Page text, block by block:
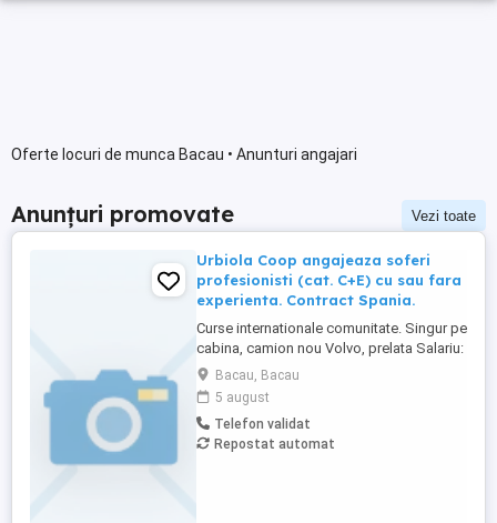
Oferte locuri de munca Bacau • Anunturi angajari
Anunțuri promovate Vezi toate
Urbiola Coop angajeaza soferi
profesionisti (cat. C+E) cu sau fara
experienta. Contract Spania.
Curse internationale comunitate. Singur pe
cabina, camion nou Volvo, prelata Salariu:
2700 luna net 12.000 km (garantat) Prima
0,06 camion km extra peste 12000 km; +
100 prima la angajare pt. ADR; + 300 prima
pentru 6 luni lucrate; + 300 prima pentru 9
luni lucrate; + 300 prima pentru 12 luni
Bacau, Bacau
5 august
Telefon validat
Repostat automat